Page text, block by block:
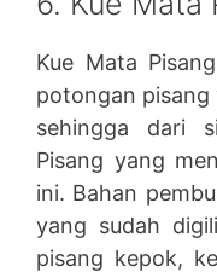
Kue Mata
potongan pisang
sehingga dari
Pisang yang
ini. Bahan
yang sudah
pisang kepok,